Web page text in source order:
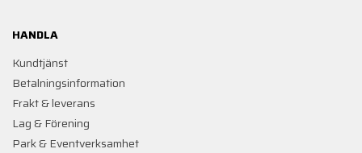
HANDLA
Kundtjänst
Betalningsinformation
Frakt & leverans
Lag & Förening
Park & Eventverksamhet